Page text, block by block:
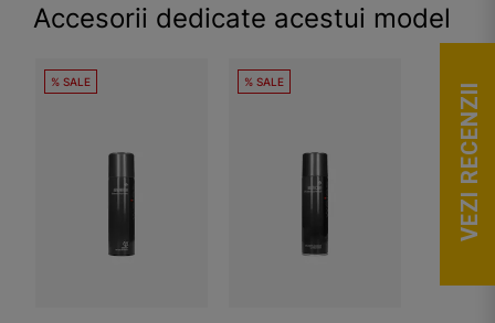
Accesorii dedicate acestui model
% SALE % SALE VEZI RECENZII